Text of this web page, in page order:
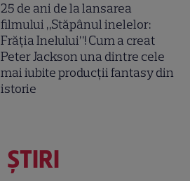
25 de ani de la lansarea
filmului „Stăpânul inelelor:
Frăția Inelului”! Cum a creat
Peter Jackson una dintre cele
mai iubite producții fantasy din
istorie
ŞTIRI